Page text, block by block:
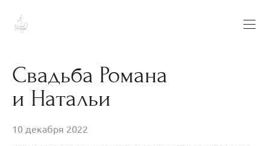
Свадьба Романа
и Натальи
10 декабря 2022